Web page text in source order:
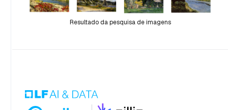
Resultado da pesquisa de imagens